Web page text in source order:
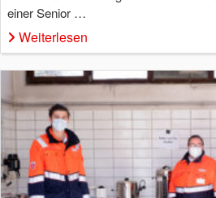
einer Senior …
Weiterlesen